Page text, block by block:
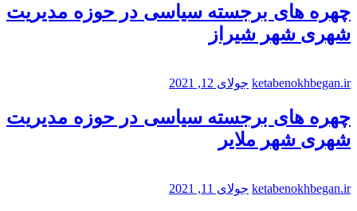
چهره های برجسته سیاسی در حوزه مدیریت
شهری شهر شیراز
ketabenokhbegan.ir جولای 12, 2021
چهره های برجسته سیاسی در حوزه مدیریت
شهری شهر ملایر
ketabenokhbegan.ir جولای 11, 2021